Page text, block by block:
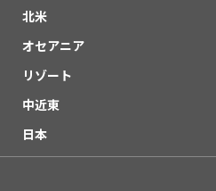
北米
オセアニア
リゾート
中近東
日本